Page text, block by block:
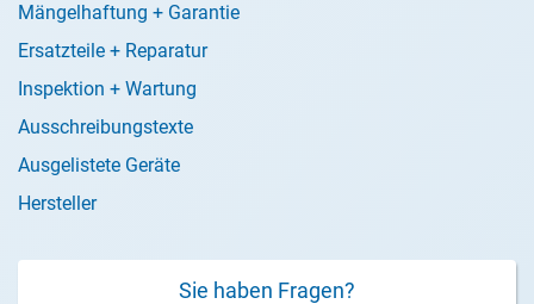
Mängelhaftung + Garantie
Ersatzteile + Reparatur
Inspektion + Wartung
Ausschreibungstexte
Ausgelistete Geräte
Hersteller
Sie haben Fragen?